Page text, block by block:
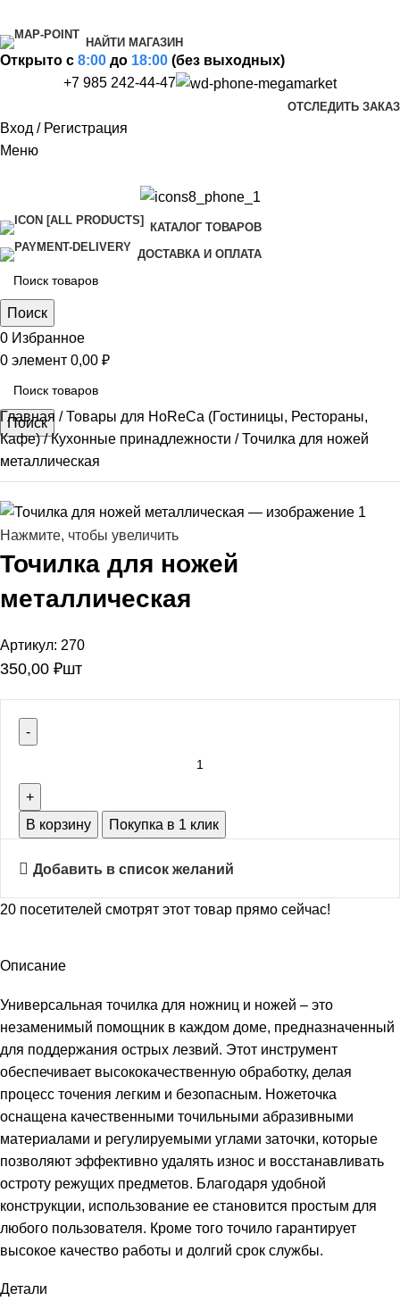
НАЙТИ МАГАЗИН
Открыто c 8:00 до 18:00 (без выходных)
+7 985 242-44-47
ОТСЛЕДИТЬ ЗАКАЗ
Вход / Регистрация
Меню
КАТАЛОГ ТОВАРОВ
ДОСТАВКА И ОПЛАТА
Поиск
0 Избранное
0 элемент 0,00 ₽
Поиск
Главная
Товары для HoReCa (Гостиницы, Рестораны,
Кафе) Кухонные принадлежности
Точилка для ножей
металлическая
Нажмите, чтобы увеличить
Точилка для ножей
металлическая
Артикул: 270
350,00 ₽шт
В корзину Покупка в 1 клик
Добавить в список желаний
20 посетителей смотрят этот товар прямо сейчас!
Описание
Универсальная точилка для ножниц и ножей – это
незаменимый помощник в каждом доме, предназначенный
для поддержания острых лезвий. Этот инструмент
обеспечивает высококачественную обработку, делая
процесс точения легким и безопасным. Ножеточка
оснащена качественными точильными абразивными
материалами и регулируемыми углами заточки, которые
позволяют эффективно удалять износ и восстанавливать
остроту режущих предметов. Благодаря удобной
конструкции, использование ее становится простым для
любого пользователя. Кроме того точило гарантирует
высокое качество работы и долгий срок службы.
Детали